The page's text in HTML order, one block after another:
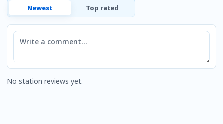
Newest Top rated
Comment
No station reviews yet.